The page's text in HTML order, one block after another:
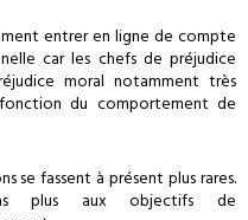
entrer en ligne de compte
car les chefs de préjudice
moral notamment très
du comportement de
se fassent à présent plus rares.
plus aux objectifs de